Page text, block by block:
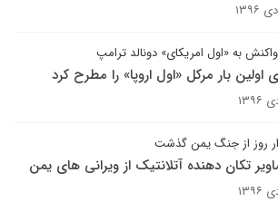
به «اول امریکای» دونالد ترامپ
اولین بار مرکل «اول اروپا» را مطرح کرد
روز از جنگ یمن گذشت
تکان دهنده آتلانتیک از ویرانی های یمن